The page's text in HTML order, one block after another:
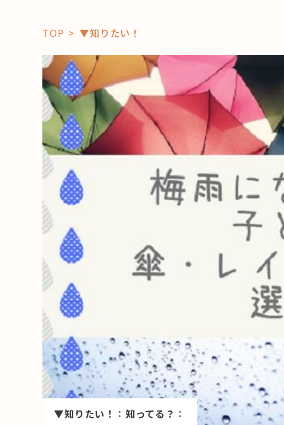
「コト」
暮らし
おすすめ
スポット
学び・教育
HAREL
HAREL
活用事例
「モノ」
fleXe リノベ事例
「ひと」
TOP ▼知りたい！
▼知りたい！ ： 知ってる？ ：